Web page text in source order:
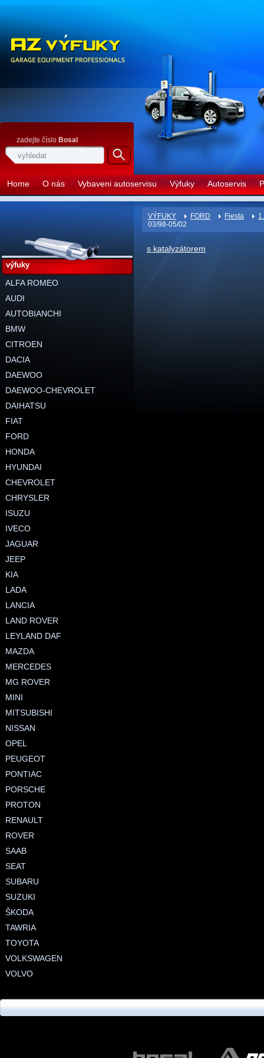
Home O nás Vybaveni autoservisu Výfuky Autoservis
zadejte číslo Bosal
VÝFUKY FORD Fiesta
03/98-05/02
s katalyzátorem
výfuky
ALFA ROMEO
AUDI
AUTOBIANCHI
BMW
CITROEN
DACIA
DAEWOO
DAEWOO-CHEVROLET
DAIHATSU
FIAT
FORD
HONDA
HYUNDAI
CHEVROLET
CHRYSLER
ISUZU
IVECO
JAGUAR
JEEP
KIA
LADA
LANCIA
LAND ROVER
LEYLAND DAF
MAZDA
MERCEDES
MG ROVER
MINI
MITSUBISHI
NISSAN
OPEL
PEUGEOT
PONTIAC
PORSCHE
PROTON
RENAULT
ROVER
SAAB
SEAT
SUBARU
SUZUKI
ŠKODA
TAWRIA
TOYOTA
VOLKSWAGEN
VOLVO